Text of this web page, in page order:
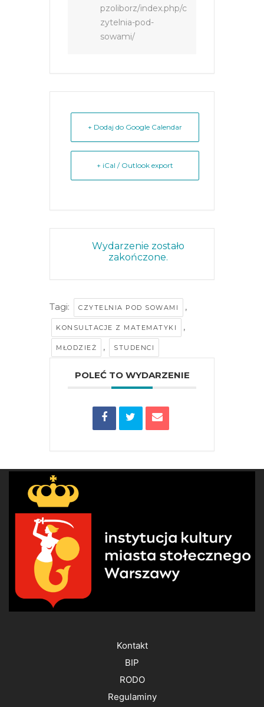
pzoliborz/index.php/c
zytelnia-pod-
sowami/
+ Dodaj do Google Calendar
+ iCal / Outlook export
Wydarzenie zostało
zakończone.
Tagi: CZYTELNIA POD SOWAMI ,
KONSULTACJE Z MATEMATYKI ,
MŁODZIEŻ , STUDENCI
POLEĆ TO WYDARZENIE
Kontakt
BIP
RODO
Regulaminy